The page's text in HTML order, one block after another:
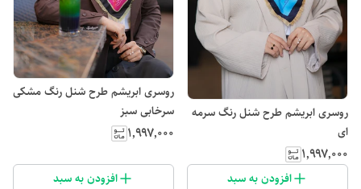
روسری ابریشم طرح شنل رنگ سرمه
ای
۱٬۹۹۷٬۰۰۰
افزودن به سبد
روسری ابریشم طرح شنل رنگ مشکی
سرخابی سبز
۱٬۹۹۷٬۰۰۰
افزودن به سبد